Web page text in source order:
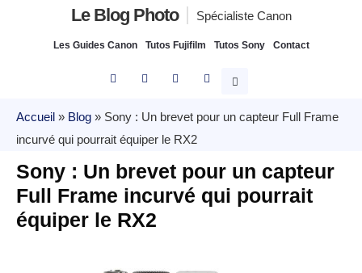
Le Blog Photo Spécialiste Canon
Les Guides Canon Tutos Fujifilm Tutos Sony Contact
Accueil » Blog » Sony : Un brevet pour un capteur Full Frame
incurvé qui pourrait équiper le RX2
Sony : Un brevet pour un capteur
Full Frame incurvé qui pourrait
équiper le RX2